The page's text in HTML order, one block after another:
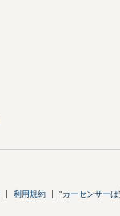
利用規約 "カーセンサー